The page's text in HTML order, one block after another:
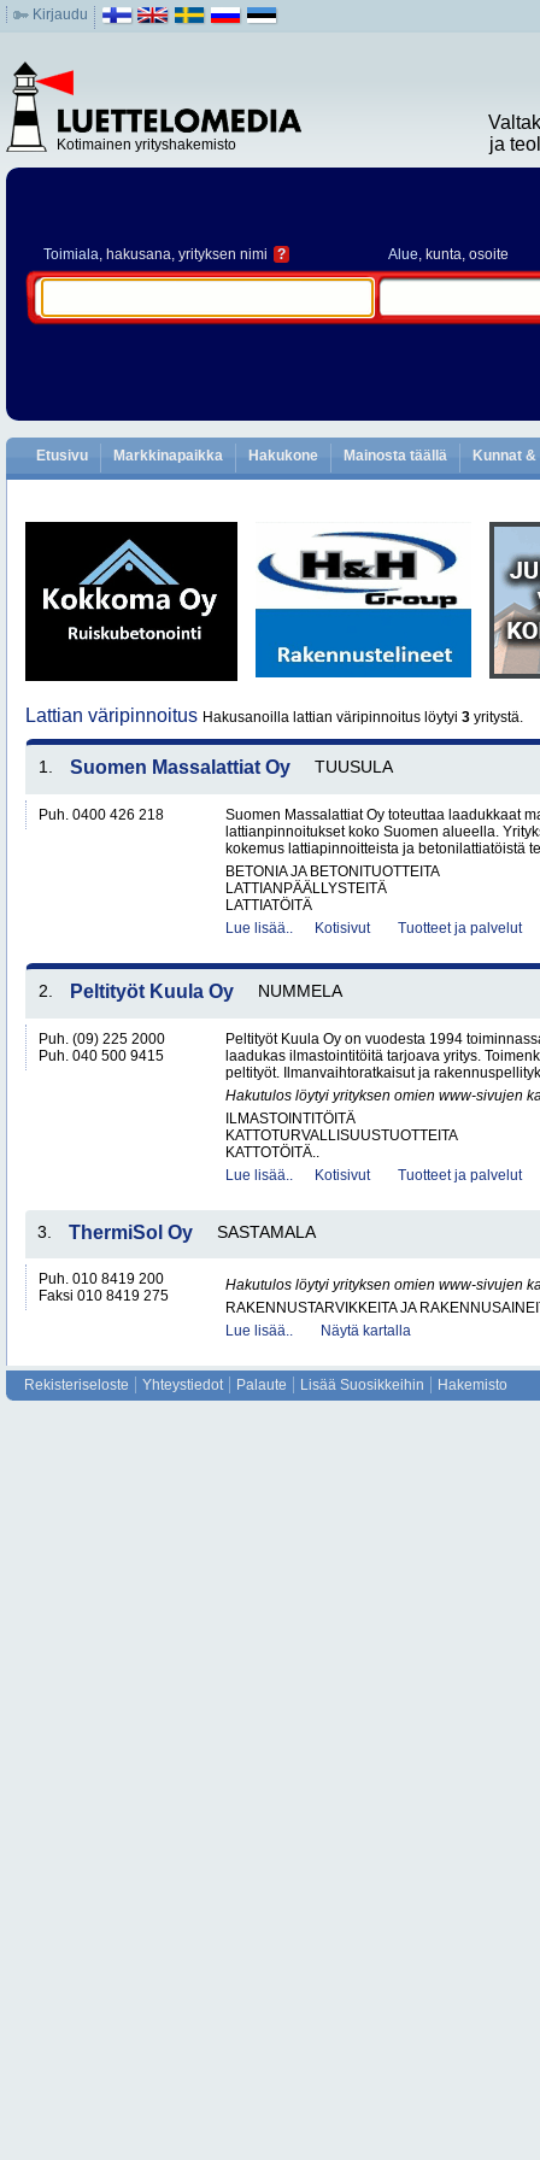
Kirjaudu
Kotimainen yrityshakemisto
ja
Toimiala, hakusana, yrityksen nimi ? Alue, kunta, osoite
Etusivu Markkinapaikka Hakukone Mainosta täällä Kunnat
Lattian väripinnoitus Hakusanoilla lattian väripinnoitus löytyi 3 yritystä.
1. Suomen Massalattiat Oy TUUSULA
Puh. 0400 426 218
Suomen Massalattiat Oy toteuttaa laadukkaat
lattianpinnoitukset koko Suomen alueella.
kokemus lattiapinnoitteista ja betonilattiatöistä
BETONIA JA BETONITUOTTEITA
LATTIANPÄÄLLYSTEITÄ
LATTIATÖITÄ
Lue lisää..
Kotisivut Tuotteet ja palvelut
2. Peltityöt Kuula Oy NUMMELA
Puh. (09) 225 2000
Puh. 040 500 9415
Peltityöt Kuula Oy on vuodesta 1994
laadukas ilmastointitöitä tarjoava yritys.
peltityöt. Ilmanvaihtoratkaisut ja
Hakutulos löytyi yrityksen omien www-sivujen
ILMASTOINTITÖITÄ
KATTOTURVALLISUUSTUOTTEITA
KATTOTÖITÄ..
Lue lisää..
Kotisivut Tuotteet ja palvelut
3. ThermiSol Oy SASTAMALA
Puh. 010 8419 200
Faksi 010 8419 275
Hakutulos löytyi yrityksen omien www-sivujen
RAKENNUSTARVIKKEITA JA
Lue lisää..
Näytä kartalla
Rekisteriseloste Yhteystiedot Palaute Lisää Suosikkeihin Hakemisto